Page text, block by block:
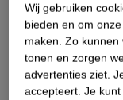
Nature Impact
Wij gebruiken
bieden en om
maken. Zo kunnen
tonen en zorgen
advertenties ziet.
accepteert. Je